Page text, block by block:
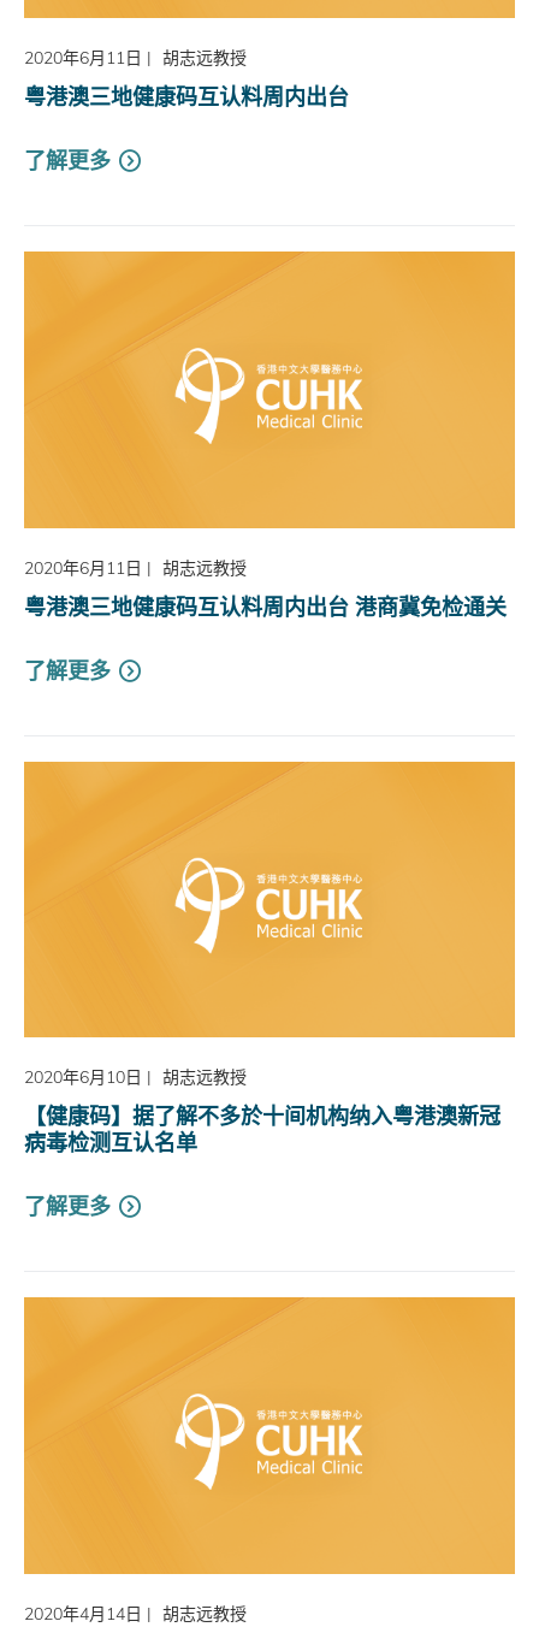
2020年6月11日 | 胡志远教授
粤港澳三地健康码互认料周内出台
了解更多
2020年6月11日 | 胡志远教授
粤港澳三地健康码互认料周内出台 港商冀免检通关
了解更多
2020年6月10日 | 胡志远教授
【健康码】据了解不多於十间机构纳入粤港澳新冠
病毒检测互认名单
了解更多
2020年4月14日 | 胡志远教授